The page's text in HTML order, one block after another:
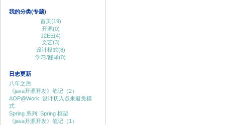
我的分类(专题)
首页(19)
开源(0)
J2EE(4)
文艺(3)
设计模式(8)
学习/翻译(0)
日志更新
八年之后
《java开源开发》笔记（2）
AOP@Work: 设计切入点来避免模
式
Spring 系列: Spring 框架
《java开源开发》笔记（1）